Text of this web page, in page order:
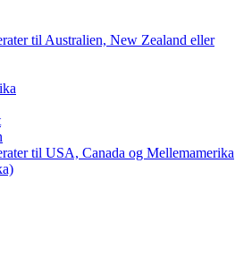
til Australien, New Zealand eller
til USA, Canada og Mellemamerika